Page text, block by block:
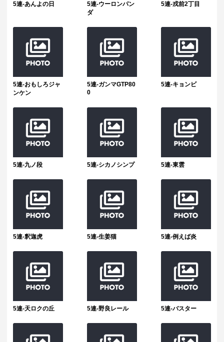
5連-あんよの日
5連-ウーロンパン
ダ
5連-戎前2丁目
5連-おもしろジャ
ンケン
5連-ガンマGTP80
0
5連-キョンビ
5連-九ノ段 5連-シカノシンプ 5連-東雲
5連-釈迦虎 5連-生姜猫 5連-例えば炎
5連-天ロクの丘 5連-野良レール 5連-バスター